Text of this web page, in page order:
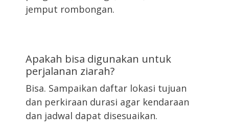
jemput rombongan.
Apakah bisa digunakan untuk
perjalanan ziarah?
Bisa. Sampaikan daftar lokasi tujuan
dan perkiraan durasi agar kendaraan
dan jadwal dapat disesuaikan.